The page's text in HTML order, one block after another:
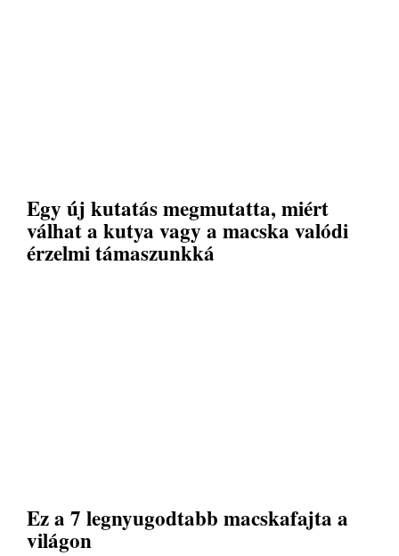
Egy új kutatás megmutatta, miért
válhat a kutya vagy a macska valódi
érzelmi támaszunkká
Ez a 7 legnyugodtabb macskafajta a
világon